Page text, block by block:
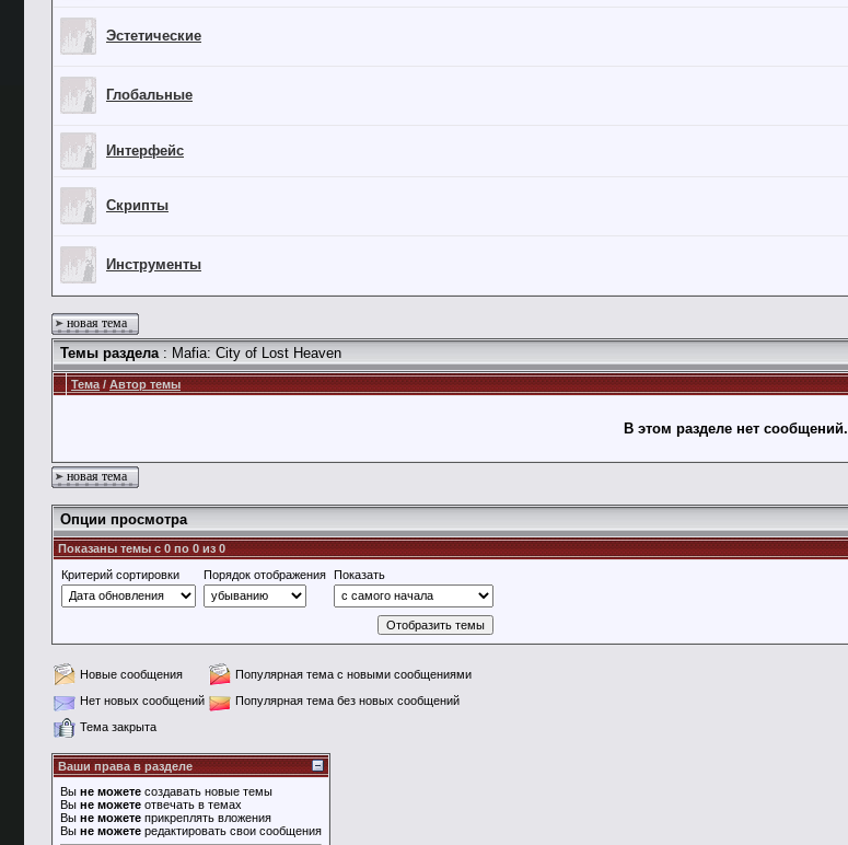
Эстетические
Глобальные
Интерфейс
Скрипты
Инструменты
новая тема
Темы раздела: Mafia: City of Lost Heaven
Тема/Автор темы
В этом разделе нет сообщений.
новая тема
Опции просмотра
Показаны темы с 0 по 0 из 0
Критерий сортировки
Порядок отображения Показать
Новые сообщения
Популярная тема с новыми сообщениями
Нет новых сообщений
Популярная тема без новых сообщений
Тема закрыта
Ваши права в разделе
Вы не можете создавать новые темы
Вы не можете отвечать в темах
Вы не можете прикреплять вложения
Вы не можете редактировать свои сообщения